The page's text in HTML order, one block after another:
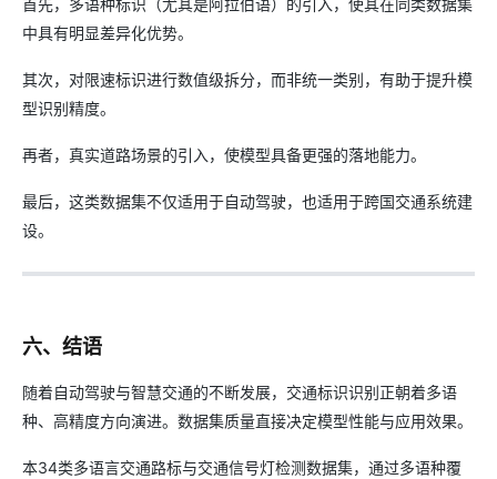
首先，多语种标识（尤其是阿拉伯语）的引入，使其在同类数据集
中具有明显差异化优势。
其次，对限速标识进行数值级拆分，而非统一类别，有助于提升模
型识别精度。
再者，真实道路场景的引入，使模型具备更强的落地能力。
最后，这类数据集不仅适用于自动驾驶，也适用于跨国交通系统建
设。
六、结语
随着自动驾驶与智慧交通的不断发展，交通标识识别正朝着多语
种、高精度方向演进。数据集质量直接决定模型性能与应用效果。
本34类多语言交通路标与交通信号灯检测数据集，通过多语种覆